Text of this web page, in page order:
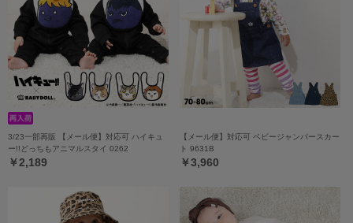
3/23一部再販 【メール便】対応可 ハイキュ
ー!!どっちもアニマルスタイ 0262
￥2,189
【メール便】対応可 ベビージャンパースカー
ト 9631B
￥3,960